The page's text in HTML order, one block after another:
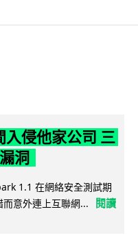
侵他家公司 三
洞
1.1 在網絡安全測試期
意外連上互聯網...
閱讀